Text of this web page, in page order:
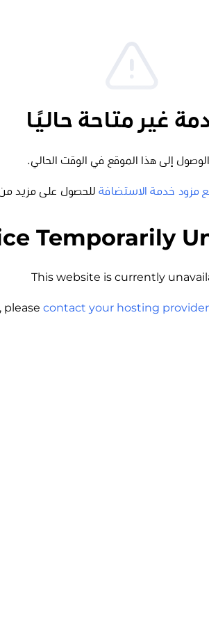
غير متاحة حاليًا
إلى هذا الموقع في الوقت الحالي.
مزود خدمة الاستضافة للحصول على مزيد
Temporarily
This website is currently
please contact your hosting provider